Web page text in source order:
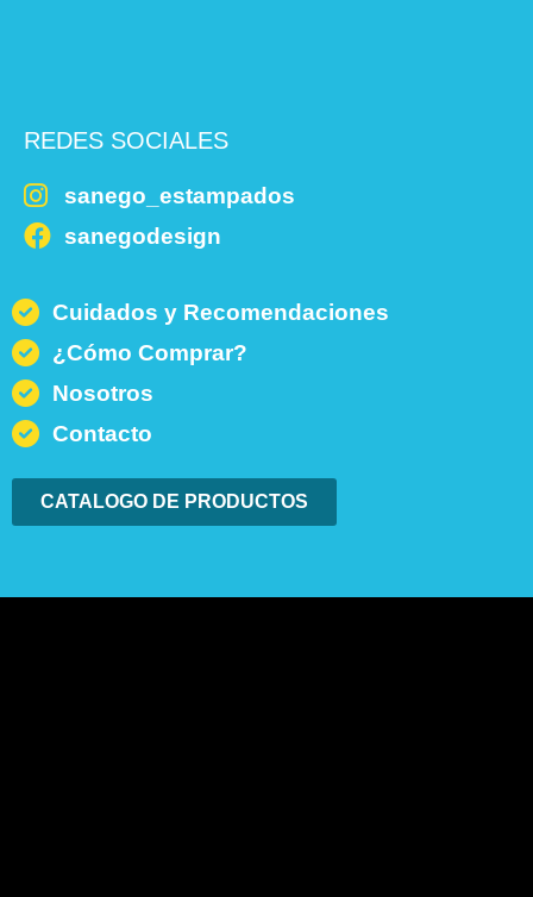
REDES SOCIALES
sanego_estampados
sanegodesign
Cuidados y Recomendaciones
¿Cómo Comprar?
Nosotros
Contacto
CATALOGO DE PRODUCTOS